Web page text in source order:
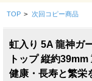
TOP > 次回コピー商品
虹入り 5A 龍神ガ
トップ 縦約
健康・長寿と繁栄